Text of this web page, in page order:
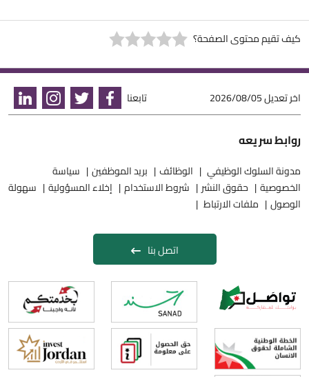
كيف تقيم محتوى الصفحة؟
اخر تعديل2026/08/05 تابعنا
روابط سريعه
مدونة السلوك الوظيفي الوظائف بريد الموظفين
سياسة
الخصوصية
حقوق النشر شروط الاستخدام إخلاء المسؤولية
سهولة
الوصول
ملفات الارتباط
اتصل بنا